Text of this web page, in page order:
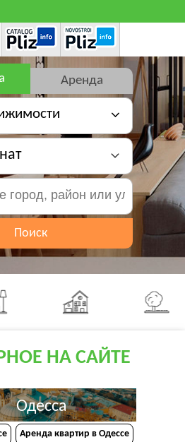
Аренда
Поиск
НА САЙТЕ
Одесса
Аренда квартир в Одессе